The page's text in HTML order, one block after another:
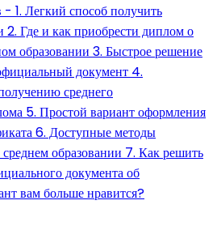
- 1. Легкий способ получить
2. Где и как приобрести диплом о
образовании 3. Быстрое решение
документ 4.
среднего
5. Простой вариант оформления
6. Доступные методы
образовании 7. Как решить
документа об
вам больше нравится?